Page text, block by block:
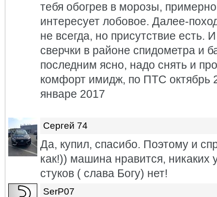
тебя обогрев в морозы,
интересует лобовое. Далее-
не всегда, но присутствие есть.
сверчки в районе спидометра и
последним ясно, надо снять и
комфорт имидж, по ПТС октябрь
январе 2017
Сергей 74
Да, купил, спасибо. Поэтому и
как!)) машина нравится, никаких
стуков ( слава Богу) нет!
SerP07